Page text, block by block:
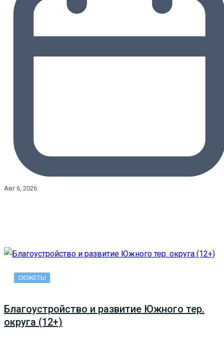
Авг 6, 2026
СЮЖЕТЫ
Благоустройство и развитие Южного тер.
округа (12+)